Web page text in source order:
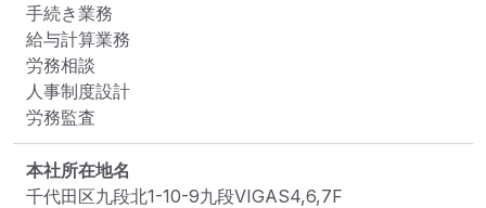
手続き業務
給与計算業務
労務相談
人事制度設計
労務監査
本社所在地名
千代田区九段北1-10-9九段VIGAS4,6,7F